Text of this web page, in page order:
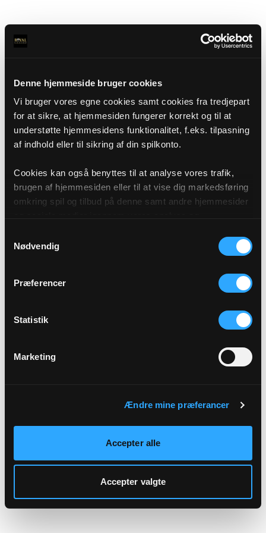
Denne hjemmeside bruger cookies
Vi bruger vores egne cookies samt cookies fra tredjepart
for at sikre, at hjemmesiden fungerer korrekt og til at
understøtte hjemmesidens funktionalitet, f.eks. tilpasning
af indhold eller til sikring af din spilkonto.
Cookies kan også benyttes til at analyse vores trafik,
brugen af hjemmesiden eller til at vise dig markedsføring
omkring spil og tilbud på denne samt andre hjemmesider
af cookies under "Detaljer" eller ved at klikke videre til
vores Cookiepolitik, som du finder i bunden af vores
Nødvendig
Præferencer
Statistik
Marketing
Ændre mine præferancer
Accepter alle
Accepter valgte